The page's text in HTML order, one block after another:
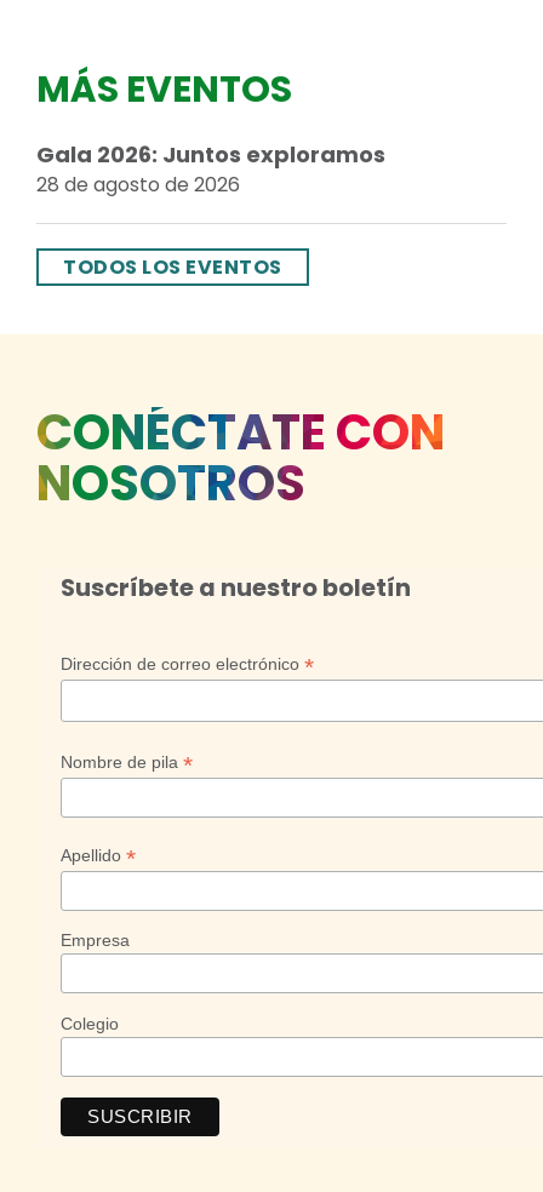
MÁS EVENTOS
Gala 2026: Juntos exploramos
28 de agosto de 2026
TODOS LOS EVENTOS
CONÉCTATE CON
NOSOTROS
Suscríbete a nuestro boletín
Dirección de correo electrónico *
Nombre de pila *
Apellido *
Empresa
Colegio